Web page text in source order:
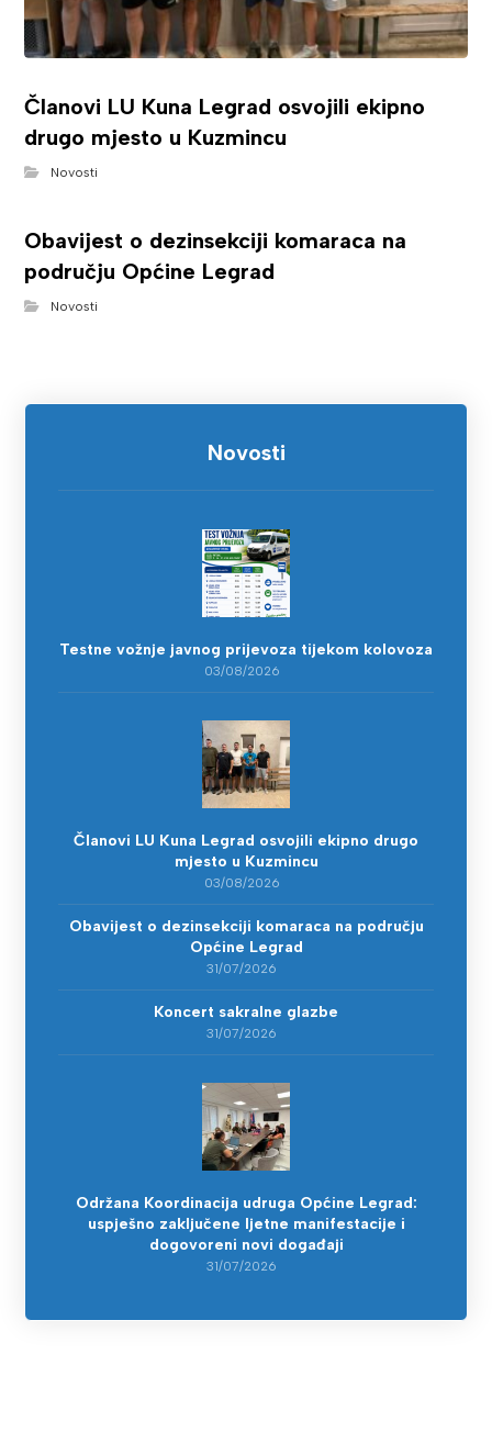
Članovi LU Kuna Legrad osvojili ekipno
drugo mjesto u Kuzmincu
Novosti
Obavijest o dezinsekciji komaraca na
području Općine Legrad
Novosti
Novosti
Testne vožnje javnog prijevoza tijekom kolovoza
03/08/2026
Članovi LU Kuna Legrad osvojili ekipno drugo
mjesto u Kuzmincu
03/08/2026
Obavijest o dezinsekciji komaraca na području
Općine Legrad
31/07/2026
Koncert sakralne glazbe
31/07/2026
Održana Koordinacija udruga Općine Legrad:
uspješno zaključene ljetne manifestacije i
dogovoreni novi događaji
31/07/2026